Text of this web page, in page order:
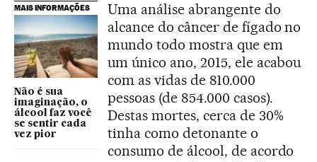
MAIS INFORMAÇÕES
Não é sua
imaginação, o
álcool faz você
se sentir cada
vez pior
Uma análise abrangente do
alcance do câncer de fígado no
mundo todo mostra que em
um único ano, 2015, ele acabou
com as vidas de 810.000
pessoas (de 854.000 casos).
Destas mortes, cerca de 30%
tinha como detonante o
consumo de álcool, de acordo